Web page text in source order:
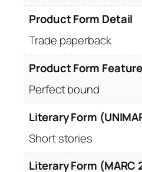
Product Form Detail
Trade paperback
Product Form Feature
Perfect bound
Literary Form
Short stories
Literary Form (MARC